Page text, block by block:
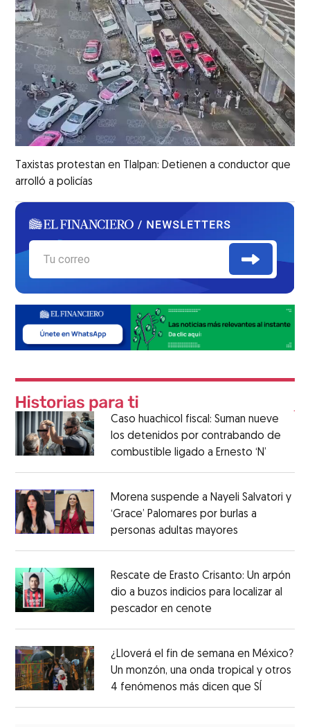
Taxistas protestan en Tlalpan: Detienen a conductor que
arrolló a policías
Caso huachicol fiscal: Suman nueve
los detenidos por contrabando de
combustible ligado a Ernesto ‘N’
Morena suspende a Nayeli Salvatori y
‘Grace’ Palomares por burlas a
personas adultas mayores
Rescate de Erasto Crisanto: Un arpón
dio a buzos indicios para localizar al
pescador en cenote
¿Lloverá el fin de semana en México?
Un monzón, una onda tropical y otros
4 fenómenos más dicen que SÍ